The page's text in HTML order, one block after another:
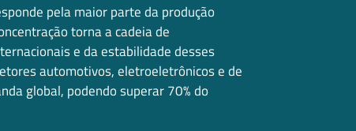
pela maior parte da produção
torna a cadeia de
e da estabilidade desses
automotivos, eletroeletrônicos e de
global, podendo superar 70% do